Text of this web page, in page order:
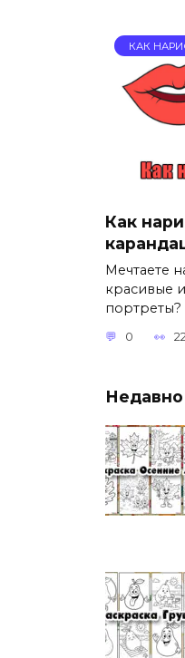
КАК
Как
Мечтаете
красивые
портреты?
0